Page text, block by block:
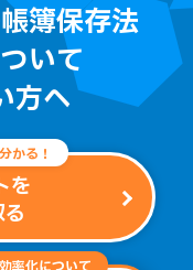
簿保存法
いて
方へ
かる！
を